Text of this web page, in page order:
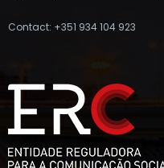
Contact: +351 934 104 923